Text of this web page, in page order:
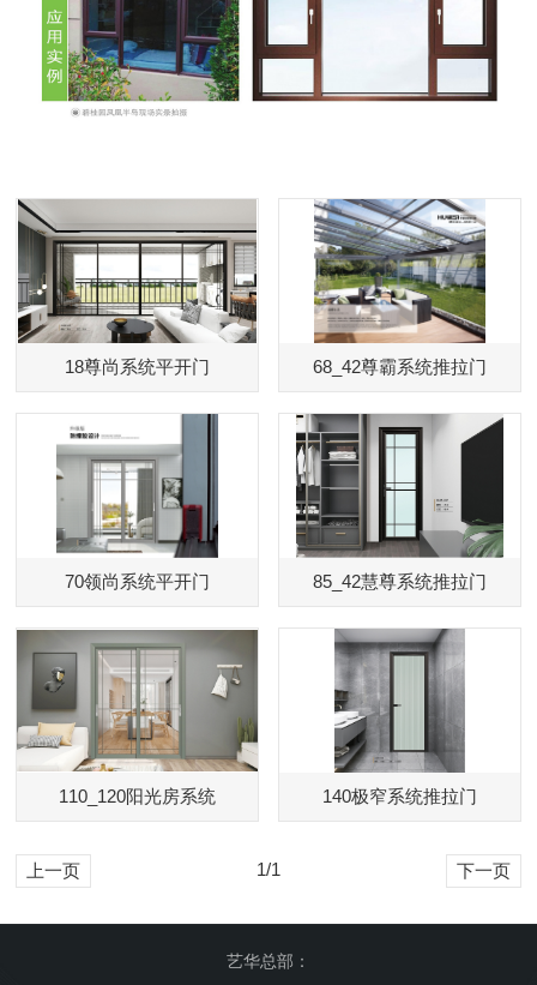
18尊尚系统平开门 68_42尊霸系统推拉门
70领尚系统平开门 85_42慧尊系统推拉门
110_120阳光房系统 140极窄系统推拉门
上一页 1/1 下一页
艺华总部：